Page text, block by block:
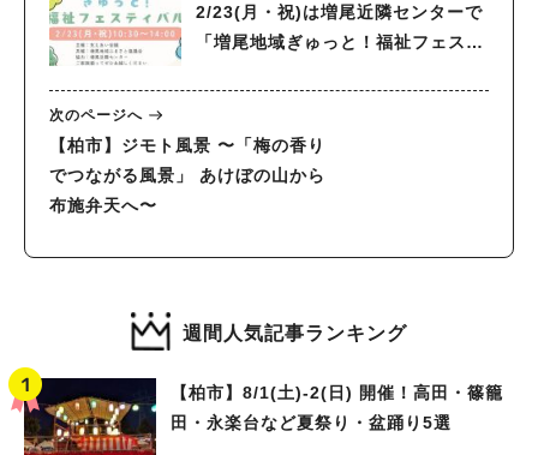
2/23(月・祝)は増尾近隣センターで
「増尾地域ぎゅっと！福祉フェステ
次のページへ
【柏市】ジモト風景 〜「梅の香り
でつながる風景」 あけぼの山から
布施弁天へ〜
週間人気記事ランキング
【柏市】8/1(土)‐2(日) 開催！高田・篠籠
田・永楽台など夏祭り・盆踊り5選